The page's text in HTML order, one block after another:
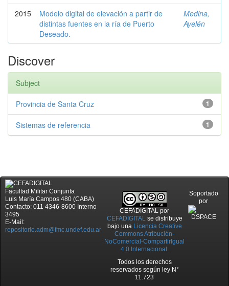
2015
Modelo digital de elevación a partir de
distintas fuentes en la ría de Puerto
Deseado.
Medina,
Ayelén
Discover
Subject
1
Provincia de Santa Cruz
1
Sistemas de referencia
Facultad Militar Conjunta
Luis María Campos 480 (CABA)
Contacto: 011 4346-8600 Interno
3495
E-Mail:
repositorio.adm@fmc.undef.edu.ar
CEFADIGITAL por
CEFADIGITALse distribuye
bajo una Licencia Creative
Commons Atribución-
NoComercial-CompartirIgual
4.0 Internacional .
Todos los derechos
reservados según ley N°
11.723
Soportado
por